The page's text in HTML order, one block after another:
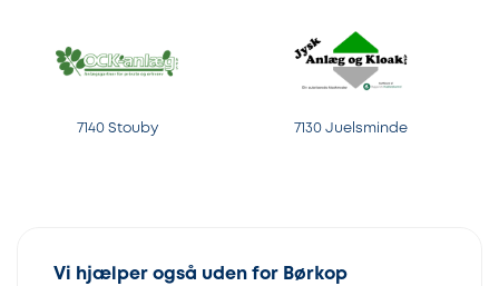
7140 Stouby 7130 Juelsminde
Vi hjælper også uden for Børkop